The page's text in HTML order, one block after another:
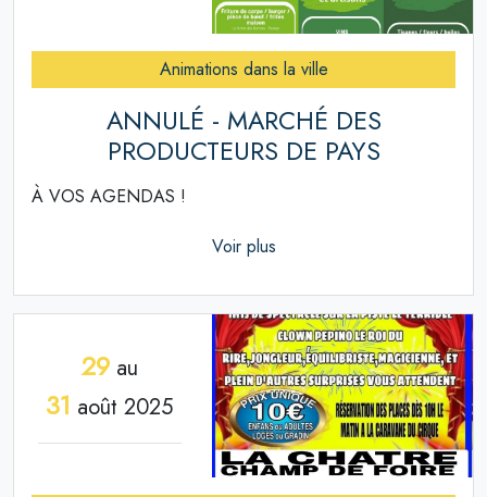
Animations dans la ville
ANNULÉ - MARCHÉ DES
PRODUCTEURS DE PAYS
À VOS AGENDAS !
Voir plus
29au
31 août 2025